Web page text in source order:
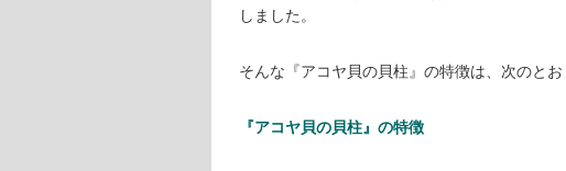
しました。
そんな『アコヤ貝の貝柱』の特徴は、次のとお
『アコヤ貝の貝柱』の特徴